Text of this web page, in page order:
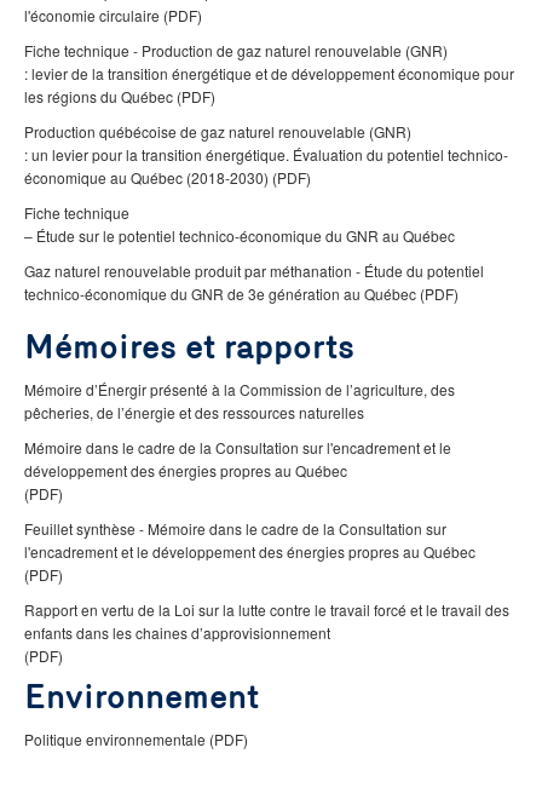
l'économie circulaire (PDF)
Fiche technique - Production de gaz naturel renouvelable (GNR)
: levier de la transition énergétique et de développement économique pour
les régions du Québec (PDF)
Production québécoise de gaz naturel renouvelable (GNR)
: un levier pour la transition énergétique. Évaluation du potentiel technico-
économique au Québec (2018-2030) (PDF)
Fiche technique
– Étude sur le potentiel technico-économique du GNR au Québec
Gaz naturel renouvelable produit par méthanation - Étude du potentiel
technico-économique du GNR de 3e génération au Québec (PDF)
Mémoires et rapports
Mémoire d’Énergir présenté à la Commission de l’agriculture, des
pêcheries, de l’énergie et des ressources naturelles
Mémoire dans le cadre de la Consultation sur l'encadrement et le
développement des énergies propres au Québec
(PDF)
Feuillet synthèse - Mémoire dans le cadre de la Consultation sur
l'encadrement et le développement des énergies propres au Québec
(PDF)
Rapport en vertu de la Loi sur la lutte contre le travail forcé et le travail des
enfants dans les chaines d’approvisionnement
(PDF)
Environnement
Politique environnementale (PDF)